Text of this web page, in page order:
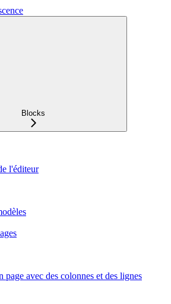
Blocks
l'éditeur
page avec des colonnes et des lignes